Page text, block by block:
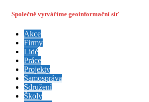
Společně vytváříme geoinformační síť
Akce
Firmy
Lidé
Práce
Projekty
Samospráva
Sdružení
Školy